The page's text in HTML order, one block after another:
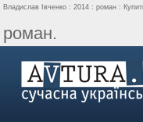
Владислав Івченко : 2014 : роман :
роман.